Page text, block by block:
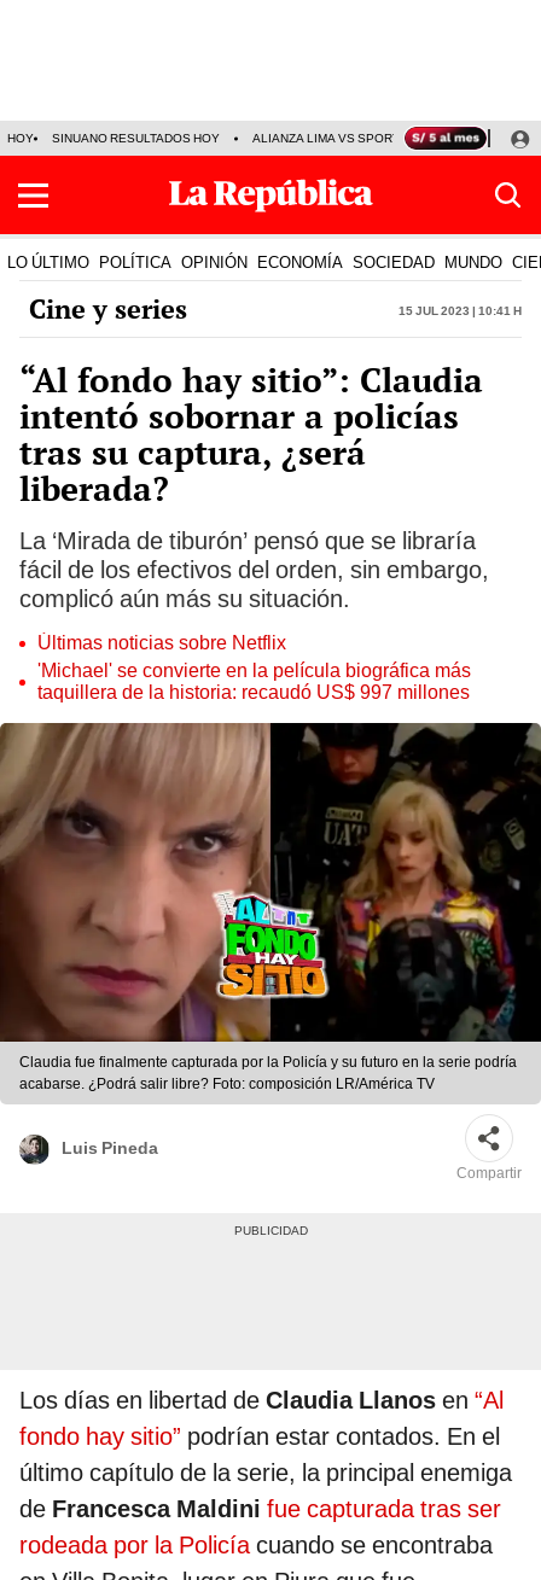
HOY SINUANO RESULTADOS HOY ALIANZA LIMA VS SPORT BOYS JORGE
LO ÚLTIMO POLÍTICA OPINIÓN ECONOMÍA SOCIEDAD MUNDO
Cine y series 15 Jul 2023 | 10:41 h
“Al fondo hay sitio”: Claudia
intentó sobornar a policías
tras su captura, ¿será
liberada?
La ‘Mirada de tiburón’ pensó que se libraría
fácil de los efectivos del orden, sin embargo,
complicó aún más su situación.
Últimas noticias sobre Netflix
'Michael' se convierte en la película biográfica más
taquillera de la historia: recaudó US$ 997 millones
Claudia fue finalmente capturada por la Policía y su futuro en la serie podría
acabarse. ¿Podrá salir libre? Foto: composición LR/América TV
Luis Pineda
Compartir
Los días en libertad de Claudia Llanos en “Al
fondo hay sitio” podrían estar contados. En el
último capítulo de la serie, la principal enemiga
de Francesca Maldini fue capturada tras ser
rodeada por la Policíacuando se encontraba